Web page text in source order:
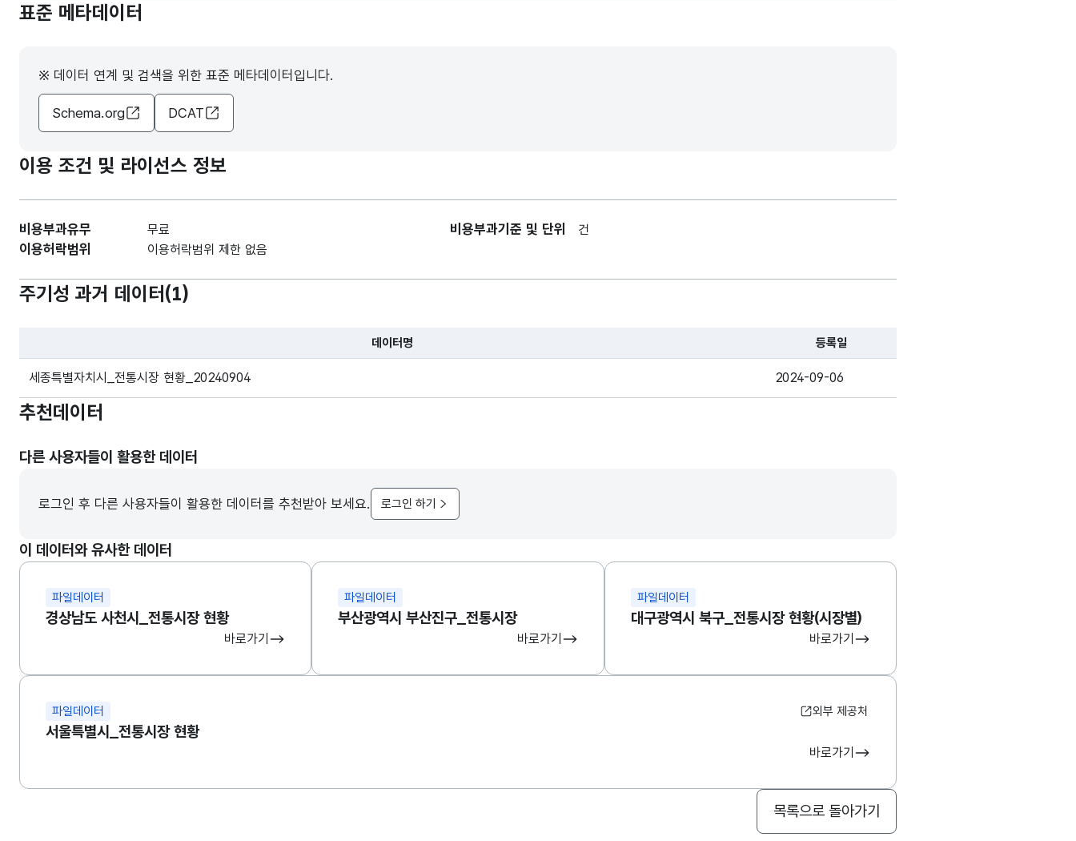
표준 메타데이터
※ 데이터 연계 및 검색을 위한 표준 메타데이터입니다.
Schema.org DCAT
이용 조건 및 라이선스 정보
비용부과유무 무료 비용부과기준 및 단위 건
이용허락범위 이용허락범위 제한 없음
주기성 과거 데이터(1)
파일 데이터의 과거 데이터표로 데이터명, 등록일로 구성되어있습니다.
데이터명 등록일
세종특별자치시_전통시장 현황_20240904 2024-09-06
추천데이터
다른 사용자들이 활용한 데이터
로그인 후 다른 사용자들이 활용한 데이터를 추천받아 보세요. 로그인 하기
이 데이터와 유사한 데이터
파일데이터
경상남도 사천시_전통시장 현황
바로가기
파일데이터
부산광역시 부산진구_전통시장
바로가기
파일데이터
대구광역시 북구_전통시장 현황(시장별)
바로가기
파일데이터 외부 제공처
서울특별시_전통시장 현황
바로가기
목록으로 돌아가기